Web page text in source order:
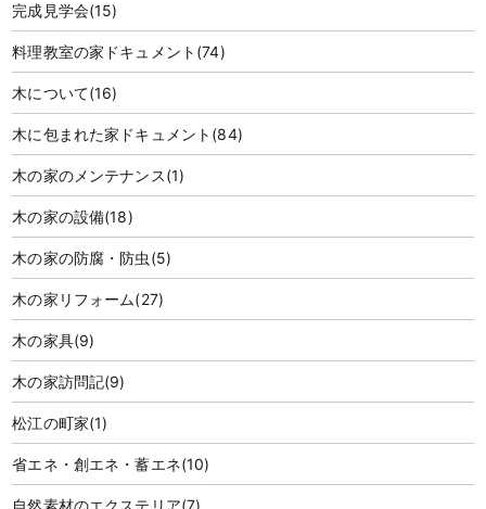
完成見学会(15)
料理教室の家ドキュメント (74)
木について(16)
木に包まれた家ドキュメント (84)
木の家のメンテナンス(1)
木の家の設備(18)
木の家の防腐・防虫 (5)
木の家リフォーム(27)
木の家具(9)
木の家訪問記(9)
松江の町家(1)
省エネ・創エネ・蓄エネ(10)